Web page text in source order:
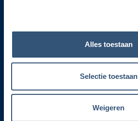
Alles toestaan
Selectie toestaan
Weigeren
Voorwaarden lidmaatschap